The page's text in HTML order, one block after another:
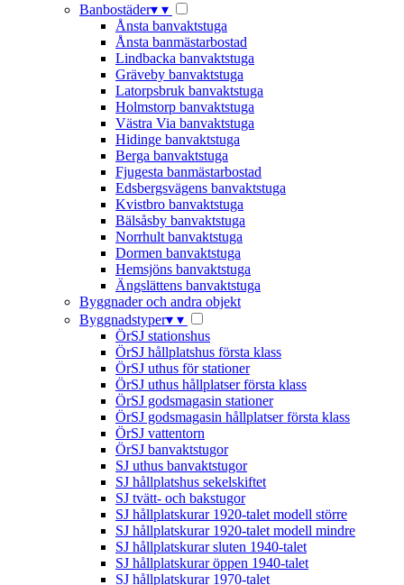
Banbostäder▾ ▾
Ånsta banvaktstuga
Ånsta banmästarbostad
Lindbacka banvaktstuga
Gräveby banvaktstuga
Latorpsbruk banvaktstuga
Holmstorp banvaktstuga
Västra Via banvaktstuga
Hidinge banvaktstuga
Berga banvaktstuga
Fjugesta banmästarbostad
Edsbergsvägens banvaktstuga
Kvistbro banvaktstuga
Bälsåsby banvaktstuga
Norrhult banvaktstuga
Dormen banvaktstuga
Hemsjöns banvaktstuga
Ängslättens banvaktstuga
Byggnader och andra objekt
Byggnadstyper▾ ▾
ÖrSJ stationshus
ÖrSJ hållplatshus första klass
ÖrSJ uthus för stationer
ÖrSJ uthus hållplatser första klass
ÖrSJ godsmagasin stationer
ÖrSJ godsmagasin hållplatser första klass
ÖrSJ vattentorn
ÖrSJ banvaktstugor
SJ uthus banvaktstugor
SJ hållplatshus sekelskiftet
SJ tvätt- och bakstugor
SJ hållplatskurar 1920-talet modell större
SJ hållplatskurar 1920-talet modell mindre
SJ hållplatskurar sluten 1940-talet
SJ hållplatskurar öppen 1940-talet
SJ hållplatskurar 1970-talet